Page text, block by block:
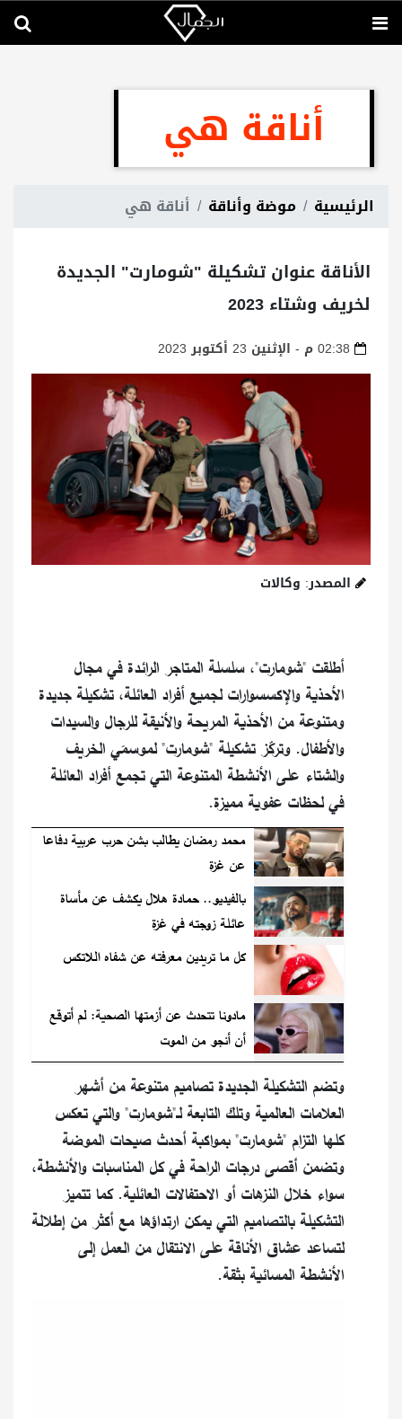
أناقة هي
الرئيسية موضة وأناقة أناقة هي
الأناقة عنوان تشكيلة "شومارت" الجديدة
لخريف وشتاء 2023
المصدر: وكالات
أطلقت "شومارت"، سلسلة المتاجر الرائدة في مجال
الأحذية والإكسسوارات لجميع أفراد العائلة، تشكيلة جديدة
ومتنوعة من الأحذية المريحة والأنيقة للرجال والسيدات
والأطفال. وتركّز تشكيلة "شومارت" لموسمَي الخريف
والشتاء على الأنشطة المتنوعة التي تجمع أفراد العائلة
في لحظات عفوية مميزة.
محمد رمضان يطالب بشن حرب عربية دفاعا
عن غزة
بالفيديو.. حمادة هلال يكشف عن مأساة
عائلة زوجته في غزة
كل ما تريدين معرفته عن شفاه اللاتكس
مادونا تتحدث عن أزمتها الصحية: لم أتوقع
أن أنجو من الموت
وتضم التشكيلة الجديدة تصاميم متنوعة من أشهر
العلامات العالمية وتلك التابعة لـ"شومارت" والتي تعكس
كلها التزام "شومارت" بمواكبة أحدث صيحات الموضة
وتضمن أقصى درجات الراحة في كل المناسبات والأنشطة،
سواء خلال النزهات أو الاحتفالات العائلية. كما تتميز
التشكيلة بالتصاميم التي يمكن ارتداؤها مع أكثر من إطلالة
لتساعد عشاق الأناقة على الانتقال من العمل إلى
الأنشطة المسائية بثقة.